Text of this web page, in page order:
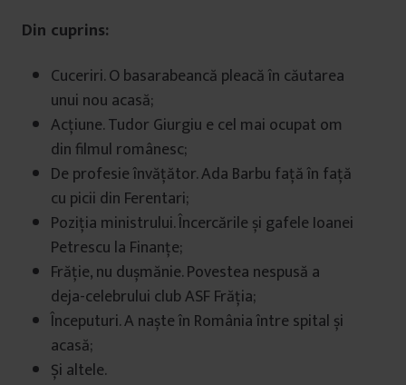
Din cuprins:
Cuceriri. O basarabeancă pleacă în căutarea
unui nou acasă;
Acțiune. Tudor Giurgiu e cel mai ocupat om
din filmul românesc;
De profesie învățător. Ada Barbu față în față
cu picii din Ferentari;
Poziția ministrului. Încercările și gafele Ioanei
Petrescu la Finanțe;
Frăție, nu dușmănie. Povestea nespusă a
deja-celebrului club ASF Frăția;
Începuturi. A naște în România între spital și
acasă;
Și altele.